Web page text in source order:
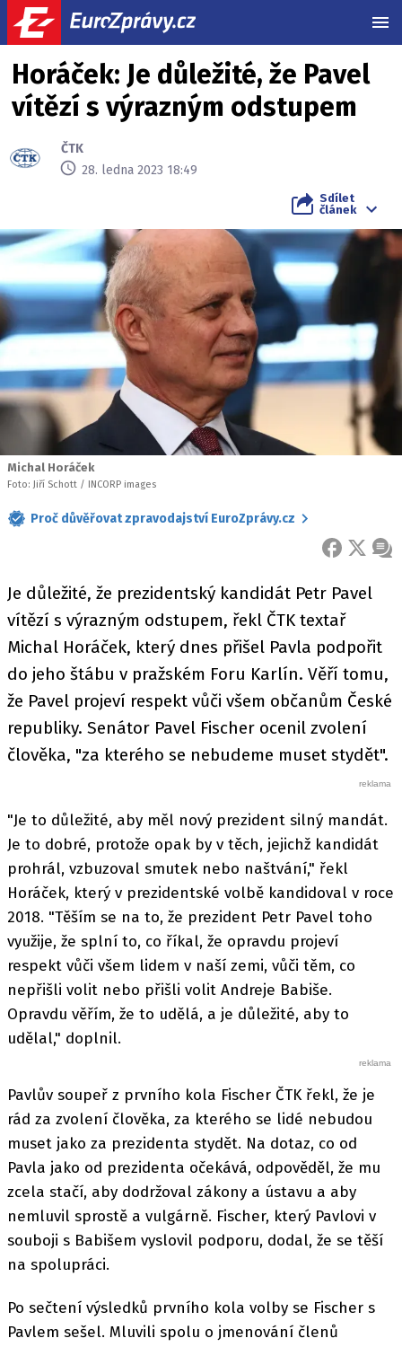
Horáček: Je důležité, že Pavel
vítězí s výrazným odstupem
ČTK
28. ledna 2023 18:49
Sdílet
článek
Michal Horáček
Foto: Jiří Schott / INCORP images
Proč důvěřovat zpravodajství EuroZprávy.cz
FACEBOOK
X
Je důležité, že prezidentský kandidát Petr Pavel
vítězí s výrazným odstupem, řekl ČTK textař
Michal Horáček, který dnes přišel Pavla podpořit
do jeho štábu v pražském Foru Karlín. Věří tomu,
že Pavel projeví respekt vůči všem občanům České
republiky. Senátor Pavel Fischer ocenil zvolení
člověka, "za kterého se nebudeme muset stydět".
"Je to důležité, aby měl nový prezident silný mandát.
Je to dobré, protože opak by v těch, jejichž kandidát
prohrál, vzbuzoval smutek nebo naštvání," řekl
Horáček, který v prezidentské volbě kandidoval v roce
2018. "Těším se na to, že prezident Petr Pavel toho
využije, že splní to, co říkal, že opravdu projeví
respekt vůči všem lidem v naší zemi, vůči těm, co
nepřišli volit nebo přišli volit Andreje Babiše.
Opravdu věřím, že to udělá, a je důležité, aby to
udělal," doplnil.
Pavlův soupeř z prvního kola Fischer ČTK řekl, že je
rád za zvolení člověka, za kterého se lidé nebudou
muset jako za prezidenta stydět. Na dotaz, co od
Pavla jako od prezidenta očekává, odpověděl, že mu
zcela stačí, aby dodržoval zákony a ústavu a aby
nemluvil sprostě a vulgárně. Fischer, který Pavlovi v
souboji s Babišem vyslovil podporu, dodal, že se těší
na spolupráci.
Po sečtení výsledků prvního kola volby se Fischer s
Pavlem sešel. Mluvili spolu o jmenování členů